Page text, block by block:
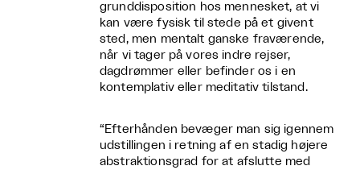
grunddisposition hos mennesket, at vi
kan være fysisk til stede på et givent
sted, men mentalt ganske fraværende,
når vi tager på vores indre rejser,
dagdrømmer eller befinder os i en
kontemplativ eller meditativ tilstand.
“Efterhånden bevæger man sig igennem
udstillingen i retning af en stadig højere
abstraktionsgrad for at afslutte med